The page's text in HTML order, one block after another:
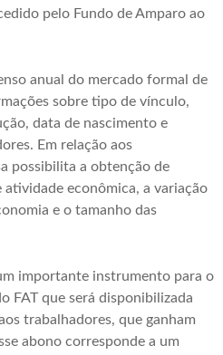
pelo Fundo de Amparo ao
anual do mercado formal de
sobre tipo de vínculo,
data de nascimento e
Em relação aos
possibilita a obtenção de
econômica, a variação
e o tamanho das
importante instrumento para o
FAT que será disponibilizada
trabalhadores, que ganham
abono corresponde a um